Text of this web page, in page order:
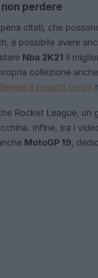
perdere
citati, che
è possibile avere
Nba 2K21 il
collezione anche
il proprio corpo
Rocket League, un
Infine, tra i
MotoGP 19,